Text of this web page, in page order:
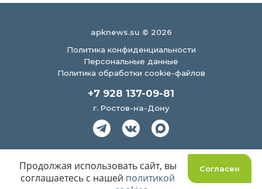
apknews.su © 2026
Политика конфиденциальности
Персональные данные
Политика обработки cookie-файлов
+7 928 137-09-81
г. Ростов-на-Дону
Согласен
Продолжая использовать сайт, вы
соглашаетесь с нашей политикой